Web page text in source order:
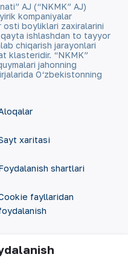
AJ (“NKMK” AJ)
kompaniyalar
osti boyliklari zaxiralarini
ishlashdan to tayyor
chiqarish jarayonlari
klasteridir. “NKMK”
jahonning
O‘zbekistonning
xaritasi
shartlari
fayllaridan